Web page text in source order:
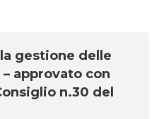
gestione delle
approvato con
n.30 del